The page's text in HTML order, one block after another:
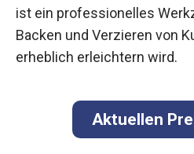
ist ein professionelles
Backen und Verzieren von
erheblich erleichtern wird.
Aktuellen